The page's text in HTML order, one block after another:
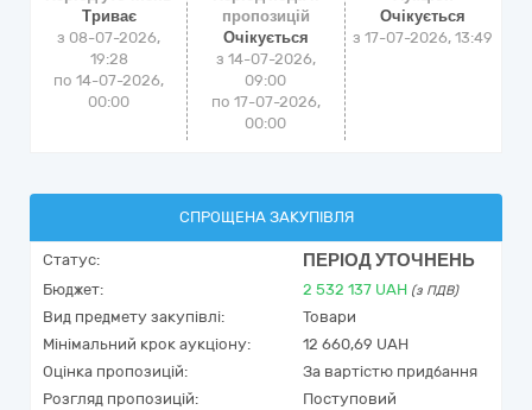
Триває
з 08-07-2026,
19:28
по 14-07-2026,
00:00
пропозицій
Очікується
з 14-07-2026,
09:00
по 17-07-2026,
00:00
Очікується
з17-07-2026, 13:49
СПРОЩЕНА ЗАКУПІВЛЯ
Статус: ПЕРІОД УТОЧНЕНЬ
Бюджет: 2 532 137 UAH (з ПДВ)
Вид предмету закупівлі:
Товари
Мінімальний крок аукціону:
12 660,69 UAH
Оцінка пропозицій:
За вартістю придбання
Розгляд пропозицій:
Поступовий